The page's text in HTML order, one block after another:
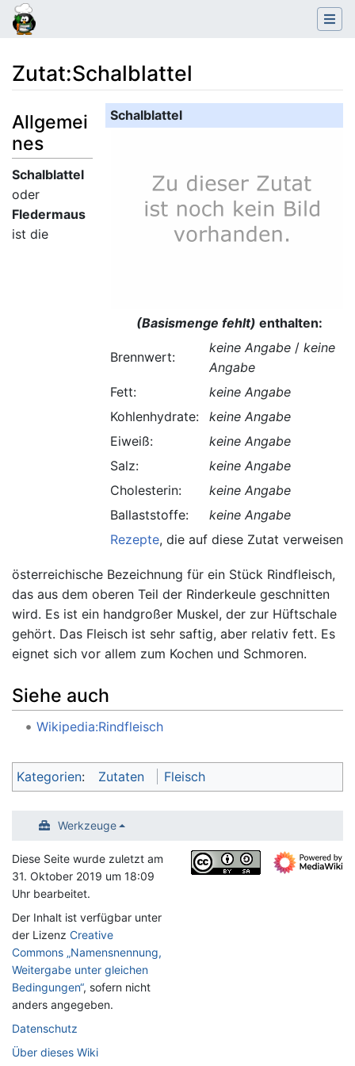
Zutat:Schalblattel
Wechseln zu: Navigation,Suche
Schalblattel
(Basismenge fehlt) enthalten:
Brennwert:
keine Angabe /keine
Angabe
Fett:
keine Angabe
Kohlenhydrate:
keine Angabe
Eiweiß:
keine Angabe
Salz:
keine Angabe
Cholesterin:
keine Angabe
Ballaststoffe:
keine Angabe
Rezepte, die auf diese Zutat verweisen.
Allgemei
nes
Schalblattel
oder
Fledermaus
ist die
österreichische Bezeichnung für ein Stück Rindfleisch,
das aus dem oberen Teil der Rinderkeule geschnitten
wird. Es ist ein handgroßer Muskel, der zur Hüftschale
gehört. Das Fleisch ist sehr saftig, aber relativ fett. Es
eignet sich vor allem zum Kochen und Schmoren.
Siehe auch
Wikipedia:Rindfleisch
Kategorien: Zutaten Fleisch
Werkzeuge
Diese Seite wurde zuletzt am
31. Oktober 2019 um 18:09
Uhr bearbeitet.
Der Inhalt ist verfügbar unter
der Lizenz Creative
Commons „Namensnennung,
Weitergabe unter gleichen
Bedingungen“, sofern nicht
anders angegeben.
Datenschutz
Über dieses Wiki